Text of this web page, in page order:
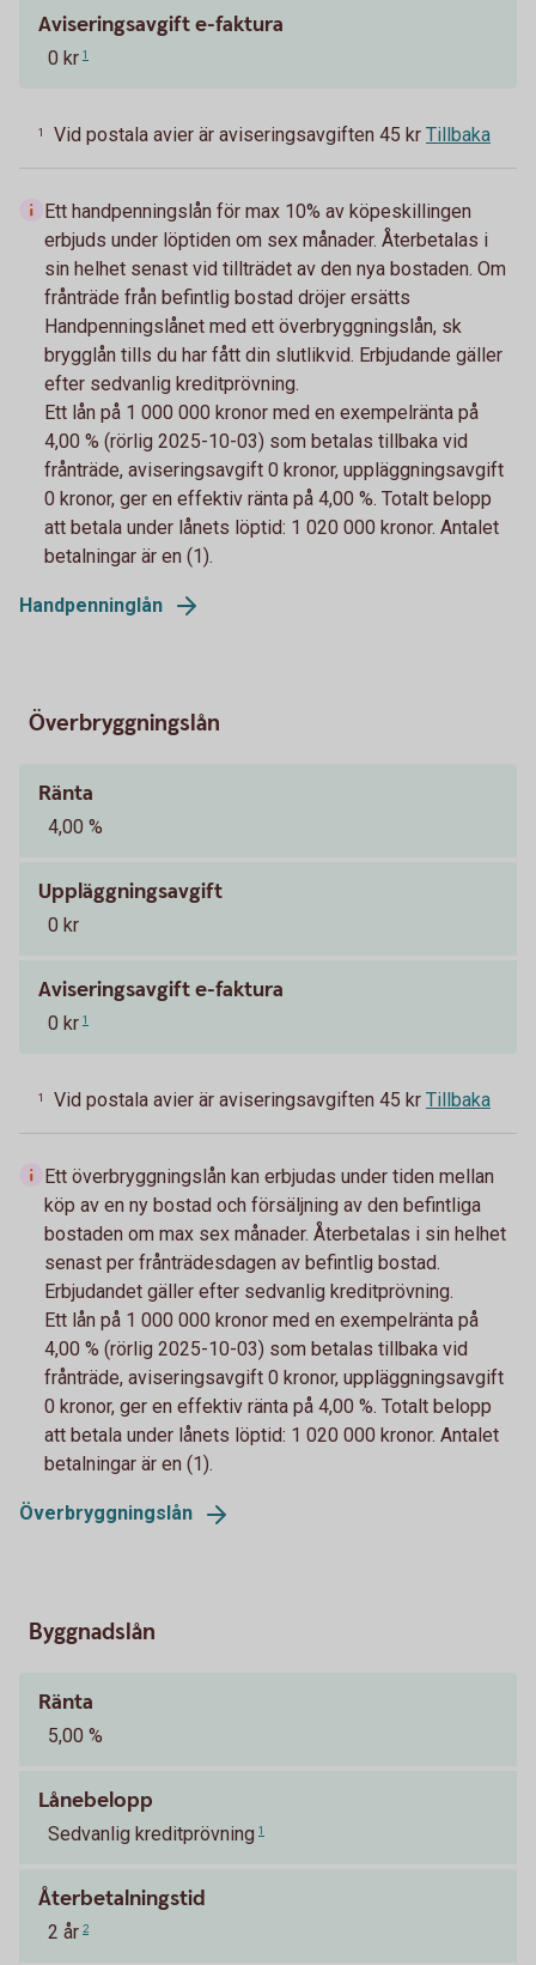
Aviseringsavgift e-faktura
0 kr 1
1 Vid postala avier är aviseringsavgiften 45 kr Tillbaka
Ett handpenningslån för max 10% av köpeskillingen
erbjuds under löptiden om sex månader. Återbetalas i
sin helhet senast vid tillträdet av den nya bostaden. Om
frånträde från befintlig bostad dröjer ersätts
Handpenningslånet med ett överbryggningslån, sk
brygglån tills du har fått din slutlikvid. Erbjudande gäller
efter sedvanlig kreditprövning.
Ett lån på 1 000 000 kronor med en exempelränta på
4,00 % (rörlig 2025-10-03) som betalas tillbaka vid
frånträde, aviseringsavgift 0 kronor, uppläggningsavgift
0 kronor, ger en effektiv ränta på 4,00 %. Totalt belopp
att betala under lånets löptid: 1 020 000 kronor. Antalet
betalningar är en (1).​
Handpenninglån
Överbryggningslån
Ränta
4,00 %
Uppläggningsavgift
0 kr
Aviseringsavgift e-faktura
0 kr 1
1 Vid postala avier är aviseringsavgiften 45 kr Tillbaka
Ett överbryggningslån kan erbjudas under tiden mellan
köp av en ny bostad och försäljning av den befintliga
bostaden om max sex månader. Återbetalas i sin helhet
senast per frånträdesdagen av befintlig bostad.
Erbjudandet gäller efter sedvanlig kreditprövning.
Ett lån på 1 000 000 kronor med en exempelränta på
4,00 % (rörlig 2025-10-03) som betalas tillbaka vid
frånträde, aviseringsavgift 0 kronor, uppläggningsavgift
0 kronor, ger en effektiv ränta på 4,00 %. Totalt belopp
att betala under lånets löptid: 1 020 000 kronor. Antalet
betalningar är en (1).​
Överbryggningslån
Byggnadslån
Ränta
5,00 %
Lånebelopp
Sedvanlig kreditprövning 1
Återbetalningstid
2 år 2